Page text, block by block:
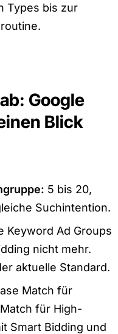
Types bis zur
Google
Blick
5 bis 20,
Suchintention.
Keyword Ad Groups
nicht mehr.
aktuelle Standard.
Match für
für High-
Smart Bidding und